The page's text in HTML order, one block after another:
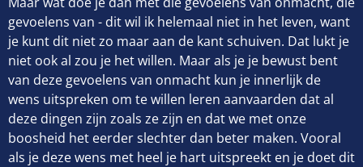
gevoelens van - dit wil ik helemaal niet in het leven, want
je kunt dit niet zo maar aan de kant schuiven. Dat lukt je
niet ook al zou je het willen. Maar als je je bewust bent
van deze gevoelens van onmacht kun je innerlijk de
wens uitspreken om te willen leren aanvaarden dat al
deze dingen zijn zoals ze zijn en dat we met onze
boosheid het eerder slechter dan beter maken. Vooral
als je deze wens met heel je hart uitspreekt en je doet dit